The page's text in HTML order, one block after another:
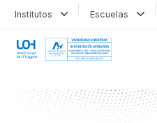
Institutos Escuelas